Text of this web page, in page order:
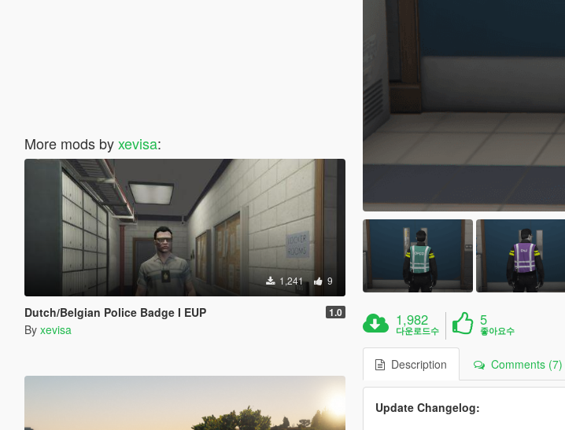
More mods byxevisa:
1,241 9
Dutch/Belgian Police Badge I EUP 1.0
By xevisa
1,982
다운로드수
5
좋아요수
Description Comments (7)
Update Changelog: